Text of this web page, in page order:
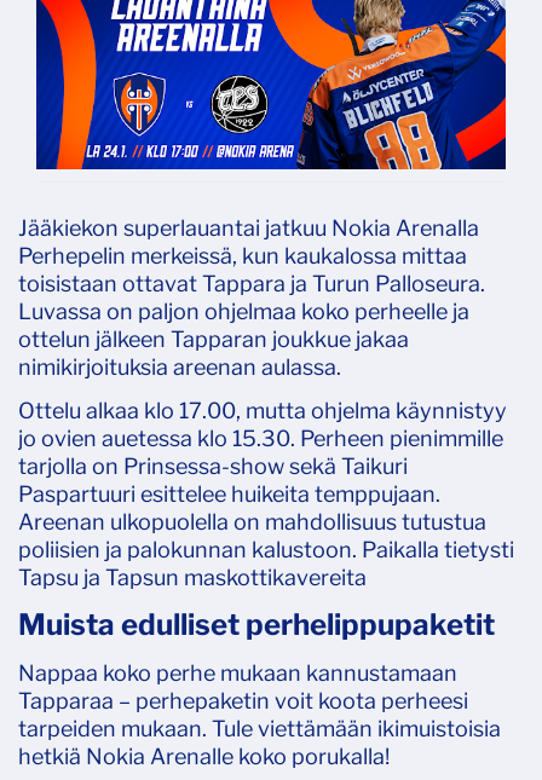
Jääkiekon superlauantai jatkuu Nokia Arenalla
Perhepelin merkeissä, kun kaukalossa mittaa
toisistaan ottavat Tappara ja Turun Palloseura.
Luvassa on paljon ohjelmaa koko perheelle ja
ottelun jälkeen Tapparan joukkue jakaa
nimikirjoituksia areenan aulassa.
Ottelu alkaa klo 17.00, mutta ohjelma käynnistyy
jo ovien auetessa klo 15.30. Perheen pienimmille
tarjolla on Prinsessa-show sekä Taikuri
Paspartuuri esittelee huikeita temppujaan.
Areenan ulkopuolella on mahdollisuus tutustua
poliisien ja palokunnan kalustoon. Paikalla tietysti
Tapsu ja Tapsun maskottikavereita
Muista edulliset perhelippupaketit
Nappaa koko perhe mukaan kannustamaan
Tapparaa – perhepaketin voit koota perheesi
tarpeiden mukaan. Tule viettämään ikimuistoisia
hetkiä Nokia Arenalle koko porukalla!